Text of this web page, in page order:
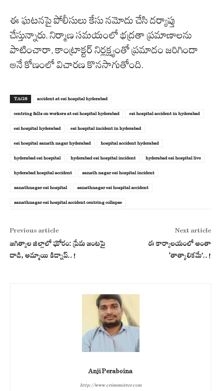
ఈ ఘటనపై పోలీసులు కేసు నమోదు చేసి దర్యాప్తు
చేస్తున్నారు. నిర్మాణ సమయంలో భద్రతా ప్రమాణాలను
పాటించారా, కాంట్రాక్టర్ నిర్లక్ష్యంతో ప్రమాదం జరిగిందా
అనే కోణంలో విచారణ కొనసాగుతోంది.
TAGS accident at esi hospital hyderabad
centring falls on workers at esi hospital hyderabad esi hospital accident in hyderabad
esi hospital hyderabad esi hospital incident in hyderabad
esi hospital sanath nagar hyderabad hospital accident hyderabad
hyderabad esi hospital hyderabad esi hospital incident hyderabad esi hospital live
hyderabad hospital accident sanath nagar esi hospital incident
sanathnagar esi hospital sanathnagar esi hospital accident
sanathnagar esi hospital accident centring collapse
Previous article
జగిత్యాల జిల్లాలో ఘోరం: ప్రేమ జంటపై
దాడి, అమ్మాయి కిడ్నాప్..!
Next article
ఈ కార్యాలయంలో అంతా
‘తాత్కాలికమే’..!
Anji Peraboina
http://www.crimemirror.com